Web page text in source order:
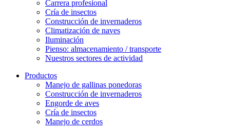
Carrera profesional
Cría de insectos
Construcción de invernaderos
Climatización de naves
Iluminación
Pienso: almacenamiento / transporte
Nuestros sectores de actividad
Productos
Manejo de gallinas ponedoras
Construcción de invernaderos
Engorde de aves
Cría de insectos
Manejo de cerdos